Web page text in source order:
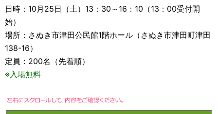
日時：10月25日（土）13：30～16：10（13：00受付開
始）
場所：さぬき市津田公民館1階ホール（さぬき市津田町津田
138-16）
定員：200名（先着順）
※入場無料